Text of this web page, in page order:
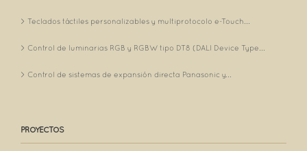
Teclados táctiles personalizables y multiprotocolo e-Touch...
Control de luminarias RGB y RGBW tipo DT8 (DALI Device Type...
Control de sistemas de expansión directa Panasonic y...
PROYECTOS